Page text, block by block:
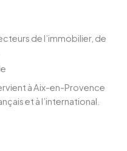
de l’immobilier, de
à Aix-en-Provence
et à l’international.